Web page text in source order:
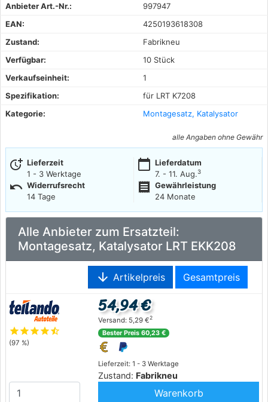
Anbieter Art.-Nr.:
997947
EAN:
4250193618308
Zustand:
Fabrikneu
Verfügbar:
10 Stück
Verkaufseinheit:
1
Spezifikation:
für LRT K7208
Kategorie:
Montagesatz, Katalysator
alle Angaben ohne Gewähr
more_time Lieferzeit
1 - 3 Werktage
calendar_today Lieferdatum
7. - 11. Aug.3
undo Widerrufsrecht
14 Tage
receipt
Gewährleistung
24 Monate
Alle Anbieter zum Ersatzteil:
Montagesatz, Katalysator LRT EKK208
arrow_downward Artikelpreis Gesamtpreis
starstarstarstarstar_half
(97 %)
Lieferzeit: 1 - 3 Werktage
Zustand: Fabrikneu
54,94 €
Versand: 5,29 €2
Bester Preis 60,23 €
Warenkorb